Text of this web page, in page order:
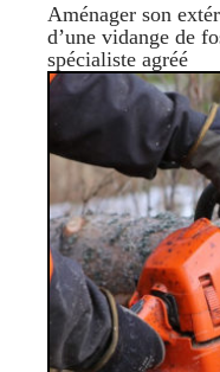
Aménager son
d’une vidange de
spécialiste agréé